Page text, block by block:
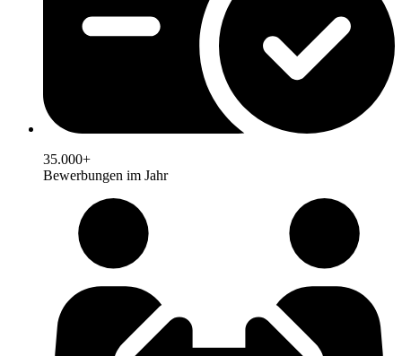
35.000+
Bewerbungen im Jahr